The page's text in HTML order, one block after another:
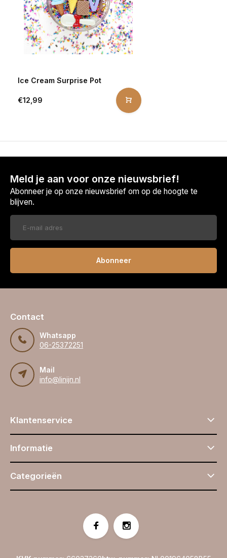
Ice Cream Surprise Pot
€12,99
Meld je aan voor onze nieuwsbrief!
Abonneer je op onze nieuwsbrief om op de hoogte te
blijven.
Abonneer
Contact
Whatsapp
06-25372251
Mail
info@linijn.nl
Klantenservice
Informatie
Categorieën